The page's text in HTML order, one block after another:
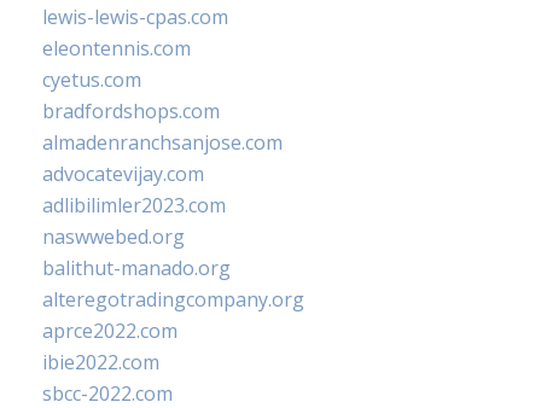
lewis-lewis-cpas.com
eleontennis.com
cyetus.com
bradfordshops.com
almadenranchsanjose.com
advocatevijay.com
adlibilimler2023.com
naswwebed.org
balithut-manado.org
alteregotradingcompany.org
aprce2022.com
ibie2022.com
sbcc-2022.com